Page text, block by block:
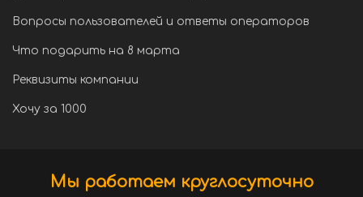
Вопросы пользователей и ответы операторов
Что подарить на 8 марта
Реквизиты компании
Хочу за 1000
Мы работаем круглосуточно